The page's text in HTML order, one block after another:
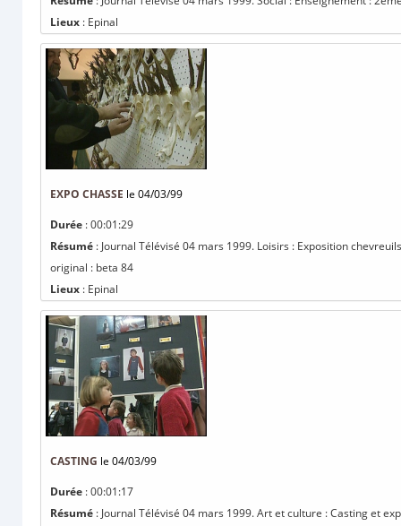
Lieux : Epinal
EXPO CHASSE le 04/03/99
Durée : 00:01:29
Résumé : Journal Télévisé 04 mars 1999. Loisirs : Exposition
original : beta 84
Lieux : Epinal
CASTING le 04/03/99
Durée : 00:01:17
Résumé : Journal Télévisé 04 mars 1999. Art et culture : Casting et